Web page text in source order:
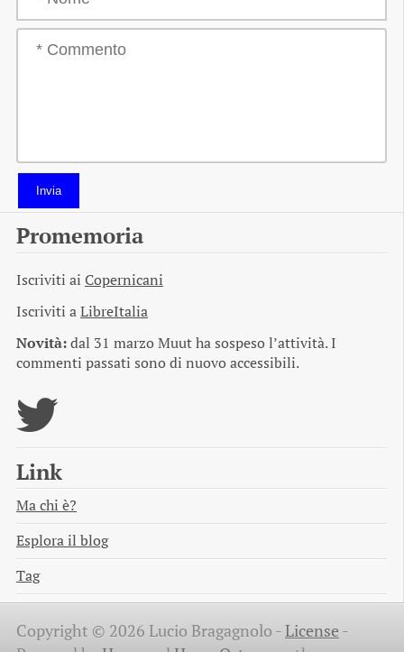
Invia
Promemoria
Iscriviti ai Copernicani
Iscriviti aLibreItalia
Novità:dal 31 marzo Muut ha sospeso l’attività. I
commenti passati sono di nuovo accessibili.
Link
Ma chi è?
Esplora il blog
Tag
Copyright © 2026 Lucio Bragagnolo -License -